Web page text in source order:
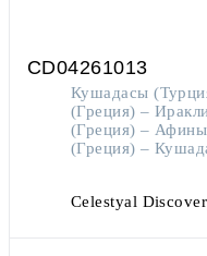
CD04261013
Кушадасы
(Греция) –
(Греция) –
(Греция) –
Celestyal